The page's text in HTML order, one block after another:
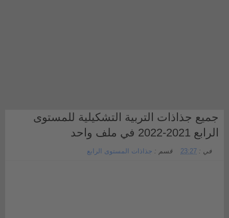
جميع جذاذات التربية التشكيلية للمستوى
الرابع 2021-2022 في ملف واحد
في : 23:27 قسم : جذاذات المستوى الرابع